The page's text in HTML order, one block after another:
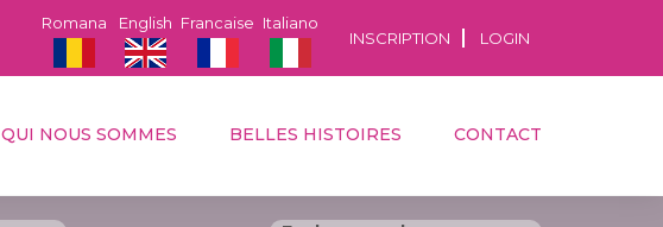
INSCRIPTION LOGIN
Italiano
Francaise
English
Romana
QUI NOUS SOMMES BELLES HISTOIRES CONTACT